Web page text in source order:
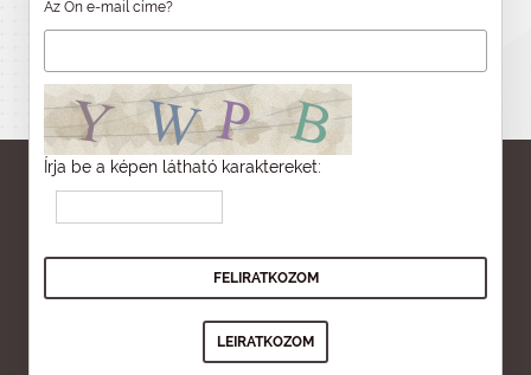
Az Ön e-mail címe?
Írja be a képen látható karaktereket: